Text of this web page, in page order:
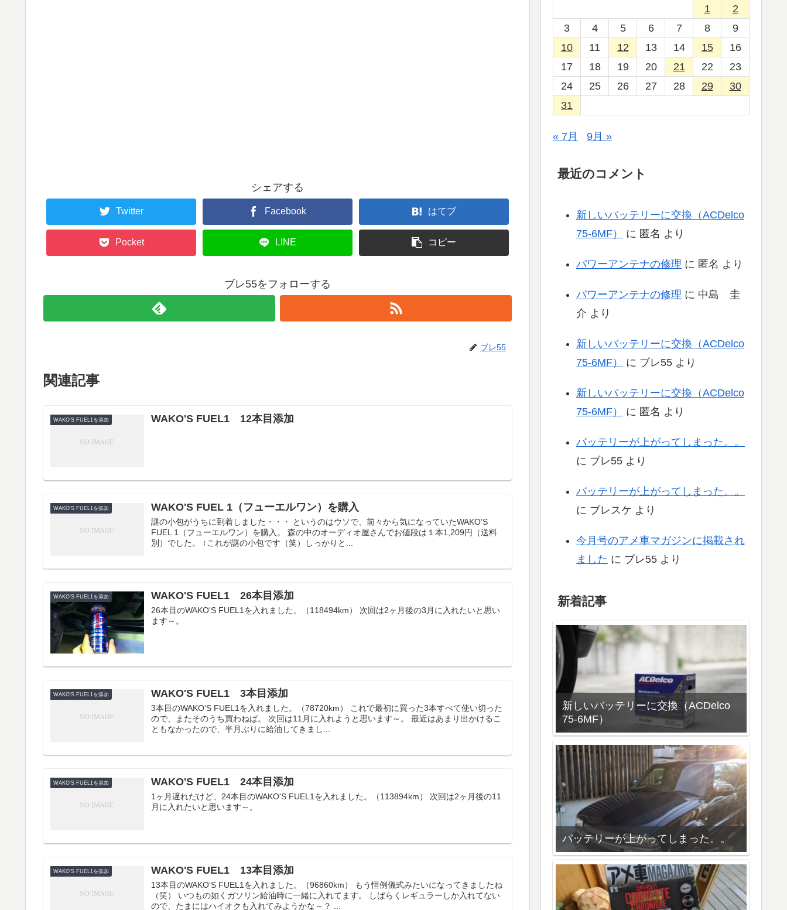
シェアする
Twitter Facebook はてブ
Pocket LINE コピー
ブレ55をフォローする
ブレ55
関連記事
WAKO'S FUEL1を添加 WAKO'S FUEL1 12本目添加
WAKO'S FUEL1を添加 WAKO'S FUEL 1（フューエルワン）を購入
謎の小包がうちに到着しました・・・ というのはウソで、前々から気になっていたWAKO'S
FUEL 1（フューエルワン）を購入。 森の中のオーディオ屋さんでお値段は１本1,209円（送料
別）でした。 ↑これが謎の小包です（笑）しっかりと...
WAKO'S FUEL1を添加 WAKO'S FUEL1 26本目添加
26本目のWAKO'S FUEL1を入れました。（118494km） 次回は2ヶ月後の3月に入れたいと思い
ます～。
WAKO'S FUEL1を添加 WAKO'S FUEL1 3本目添加
3本目のWAKO'S FUEL1を入れました。（78720km） これで最初に買った3本すべて使い切った
ので、またそのうち買わねば。 次回は11月に入れようと思います～。 最近はあまり出かけるこ
ともなかったので、半月ぶりに給油してきまし...
WAKO'S FUEL1を添加 WAKO'S FUEL1 24本目添加
1ヶ月遅れだけど、24本目のWAKO'S FUEL1を入れました。（113894km） 次回は2ヶ月後の11
月に入れたいと思います～。
WAKO'S FUEL1を添加 WAKO'S FUEL1 13本目添加
13本目のWAKO'S FUEL1を入れました。（96860km） もう恒例儀式みたいになってきましたね
（笑） いつもの如くガソリン給油時に一緒に入れてます。 しばらくレギュラーしか入れてない
ので、たまにはハイオクも入れてみようかな～？ ...
1
2
3
4 5 6 7 8
9
10
11 12 13 14 15
16
17
18 19 20 21 22
23
24
25 26 27 28 29
30
31
« 7月 9月 »
最近のコメント
新しいバッテリーに交換（ACDelco
75-6MF）
に 匿名 より
パワーアンテナの修理 に 匿名 より
パワーアンテナの修理 に 中島 圭
介 より
新しいバッテリーに交換（ACDelco
75-6MF）
に ブレ55 より
新しいバッテリーに交換（ACDelco
75-6MF）
に 匿名 より
バッテリーが上がってしまった。。
に ブレ55 より
バッテリーが上がってしまった。。
に ブレスケ より
今月号のアメ車マガジンに掲載され
ました に ブレ55 より
新着記事
新しいバッテリーに交換（ACDelco
75-6MF）
バッテリーが上がってしまった。。